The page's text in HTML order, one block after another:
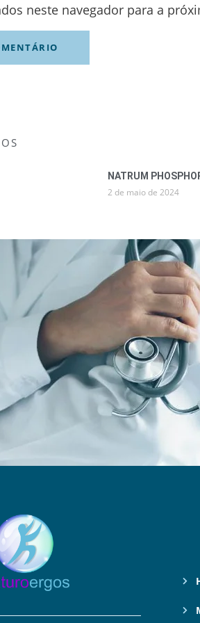
neste navegador para a
NATRUM
2 de maio de 2024